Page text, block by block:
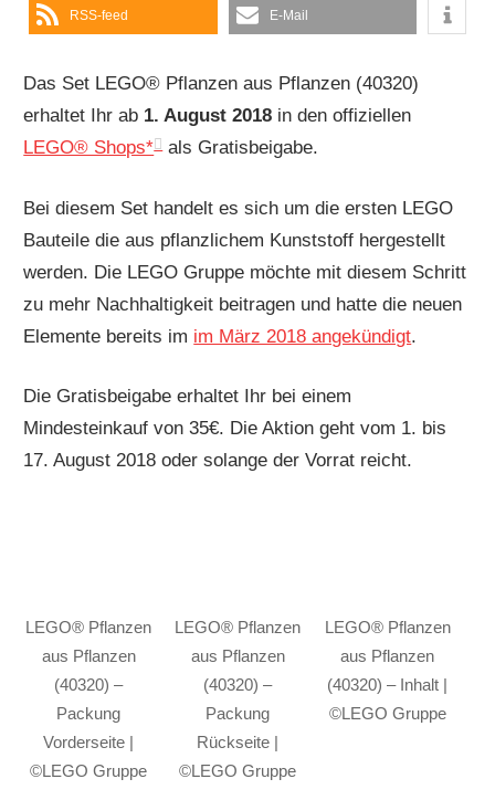
RSS-feed E-Mail
Das Set LEGO® Pflanzen aus Pflanzen (40320)
erhaltet Ihr ab 1. August 2018 in den offiziellen
LEGO® Shops* als Gratisbeigabe.
Bei diesem Set handelt es sich um die ersten LEGO
Bauteile die aus pflanzlichem Kunststoff hergestellt
werden. Die LEGO Gruppe möchte mit diesem Schritt
zu mehr Nachhaltigkeit beitragen und hatte die neuen
Elemente bereits im im März 2018 angekündigt.
Die Gratisbeigabe erhaltet Ihr bei einem
Mindesteinkauf von 35€. Die Aktion geht vom 1. bis
17. August 2018 oder solange der Vorrat reicht.
LEGO® Pflanzen
aus Pflanzen
(40320) –
Packung
Vorderseite |
©LEGO Gruppe
LEGO® Pflanzen
aus Pflanzen
(40320) –
Packung
Rückseite |
©LEGO Gruppe
LEGO® Pflanzen
aus Pflanzen
(40320) – Inhalt |
©LEGO Gruppe